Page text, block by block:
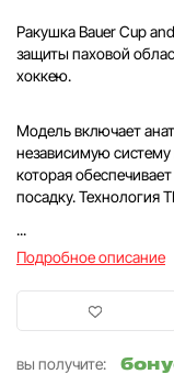
Ракушка Bauer Cup
защиты паховой
хоккею.
Модель включает
независимую
которая
посадку. Технология
...
Подробное описание
вы получите: